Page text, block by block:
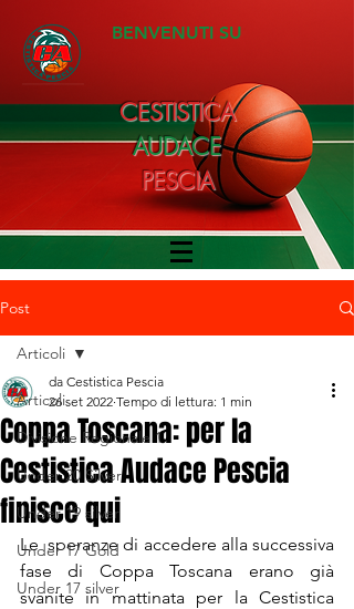
BENVENUTI SU
CESTISTICA
AUDACE
PESCIA
Post
Articoli
Divisione Regionale 1
Under 20 Silver
Under 19 silver
Under 17 Gold
Under 17 silver
Articoli
Coppa Toscana: per la
Cestistica Audace Pescia
finisce qui
da Cestistica Pescia
26 set 2022 Tempo di lettura: 1 min
Le  speranze di accedere alla successiva
fase di Coppa Toscana erano già
svanite in mattinata per la Cestistica